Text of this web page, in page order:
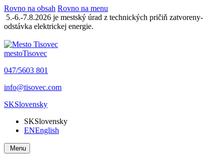
Rovno na obsah Rovno na menu
5.-6.-7.8.2026 je mestský úrad z technických pričiň zatvoreny-
odstávka elektrickej energie.
mestoTisovec
047/5603 801
info@tisovec.com
SKSlovensky
SKSlovensky
ENEnglish
Menu